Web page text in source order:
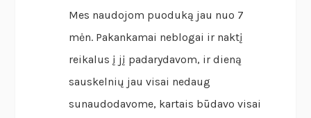
Mes naudojom puoduką jau nuo 7
mėn. Pakankamai neblogai ir naktį
reikalus į jį padarydavom, ir dieną
sauskelnių jau visai nedaug
sunaudodavome, kartais būdavo visai